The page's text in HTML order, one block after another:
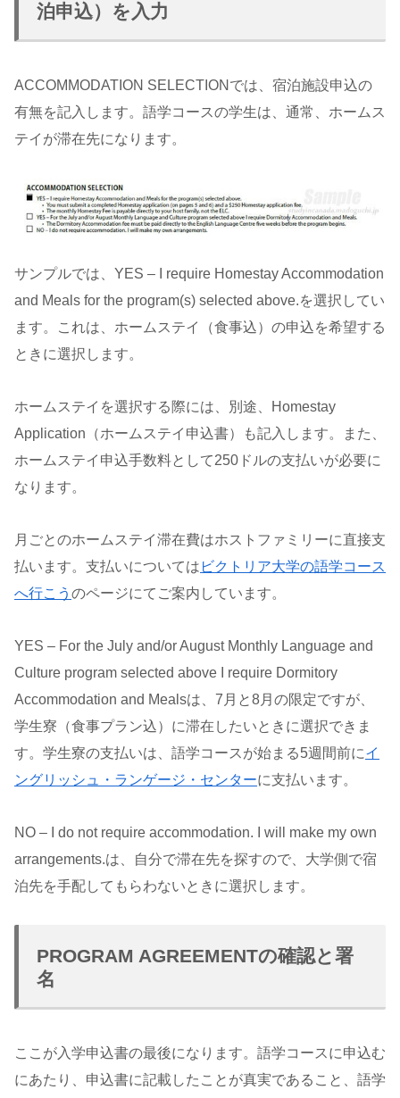
泊申込）を入力
ACCOMMODATION SELECTIONでは、宿泊施設申込の
有無を記入します。語学コースの学生は、通常、ホームス
テイが滞在先になります。
サンプルでは、YES – I require Homestay Accommodation
and Meals for the program(s) selected above.を選択してい
ます。これは、ホームステイ（食事込）の申込を希望する
ときに選択します。
ホームステイを選択する際には、別途、Homestay
Application（ホームステイ申込書）も記入します。また、
ホームステイ申込手数料として250ドルの支払いが必要に
なります。
月ごとのホームステイ滞在費はホストファミリーに直接支
払います。支払いについては ビクトリア大学の語学コース
へ行こう のページにてご案内しています。
YES – For the July and/or August Monthly Language and
Culture program selected above I require Dormitory
Accommodation and Mealsは、7月と8月の限定ですが、
学生寮（食事プラン込）に滞在したいときに選択できま
す。学生寮の支払いは、語学コースが始まる5週間前にイ
ングリッシュ・ランゲージ・センターに支払います。
NO – I do not require accommodation. I will make my own
arrangements.は、自分で滞在先を探すので、大学側で宿
泊先を手配してもらわないときに選択します。
PROGRAM AGREEMENTの確認と署
名
ここが入学申込書の最後になります。語学コースに申込む
にあたり、申込書に記載したことが真実であること、語学